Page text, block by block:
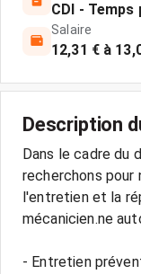
CDI - Temps
Salaire
12,31 € à
Description
Dans le cadre du
recherchons pour
l'entretien et la
mécanicien.ne
- Entretien